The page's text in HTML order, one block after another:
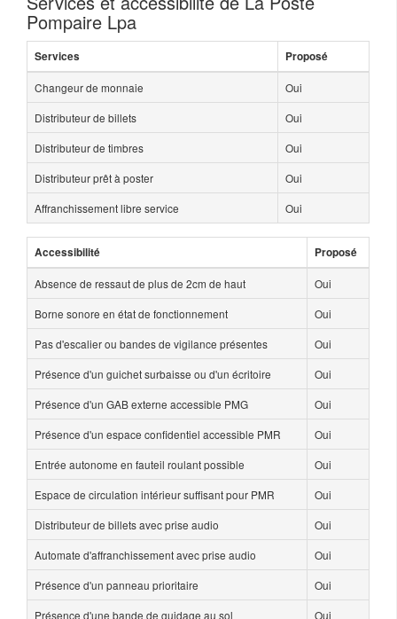
Pompaire Lpa
Services Proposé
Changeur de monnaie
Oui
Distributeur de billets
Oui
Distributeur de timbres
Oui
Distributeur prêt à poster
Oui
Affranchissement libre service
Oui
Accessibilité Proposé
Absence de ressaut de plus de 2cm de haut
Oui
Borne sonore en état de fonctionnement
Oui
Pas d'escalier ou bandes de vigilance présentes
Oui
Présence d'un guichet surbaisse ou d'un écritoire
Oui
Présence d'un GAB externe accessible PMG
Oui
Présence d'un espace confidentiel accessible PMR
Oui
Entrée autonome en fauteil roulant possible
Oui
Espace de circulation intérieur suffisant pour PMR
Oui
Distributeur de billets avec prise audio
Oui
Automate d'affranchissement avec prise audio
Oui
Présence d'un panneau prioritaire
Oui
Présence d'une bande de guidage au sol
Oui